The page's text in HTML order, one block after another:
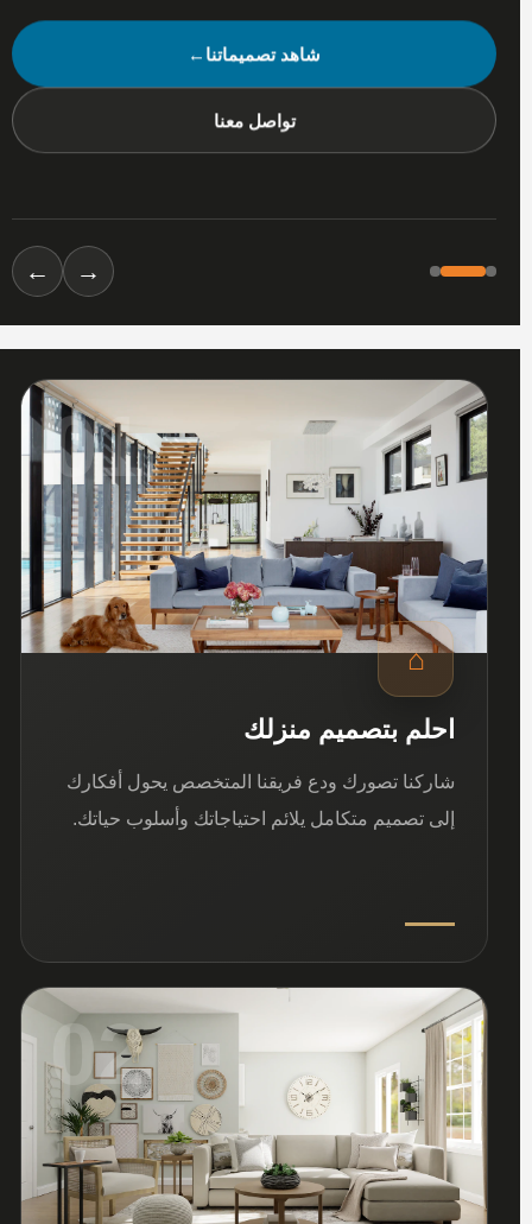
شاهد تصميماتنا←
تواصل معنا
→
←
01
⌂
احلم بتصميم منزلك
شاركنا تصورك ودع فريقنا المتخصص يحول أفكارك
إلى تصميم متكامل يلائم احتياجاتك وأسلوب حياتك.
02